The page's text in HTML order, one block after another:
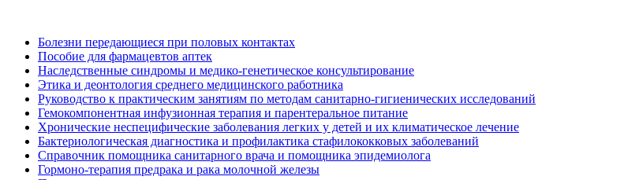
Болезни передающиеся при половых контактах
Пособие для фармацевтов аптек
Наследственные синдромы и медико-генетическое консультирование
Этика и деонтология среднего медицинского работника
Руководство к практическим занятиям по методам санитарно-гигиенических исследований
Гемокомпонентная инфузионная терапия и парентеральное питание
Хронические неспецифические заболевания легких у детей и их климатическое лечение
Бактериологическая диагностика и профилактика стафилококковых заболеваний
Справочник помощника санитарного врача и помощника эпидемиолога
Гормоно-терапия предрака и рака молочной железы